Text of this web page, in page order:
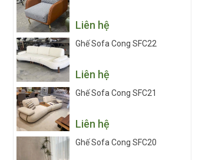
Liên hệ
Ghế Sofa Cong SFC22
Liên hệ
Ghế Sofa Cong SFC21
Liên hệ
Ghế Sofa Cong SFC20